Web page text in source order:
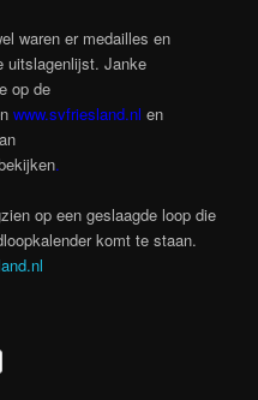
waren er medailles en
uitslagenlijst. Janke
op de
www.svfriesland.nl en
.
op een geslaagde loop die
komt te staan.